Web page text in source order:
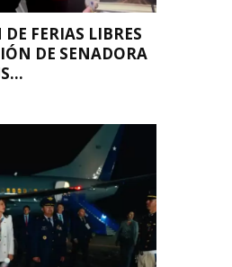
FERIAS LIBRES
DE SENADORA